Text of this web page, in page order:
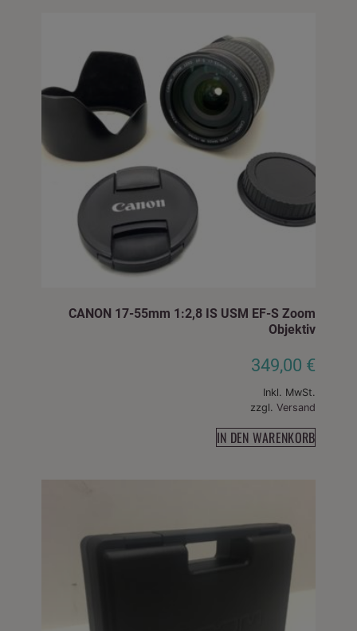
CANON 17-55mm 1:2,8 IS USM EF-S Zoom
Objektiv
349,00 €
Inkl. MwSt.
zzgl.Versand
IN DEN WARENKORB